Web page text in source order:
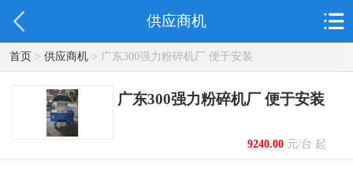
供应商机
首页> 供应商机> 广东300强力粉碎机厂 便于安装
广东300强力粉碎机厂 便于安装
9240.00元/台 起